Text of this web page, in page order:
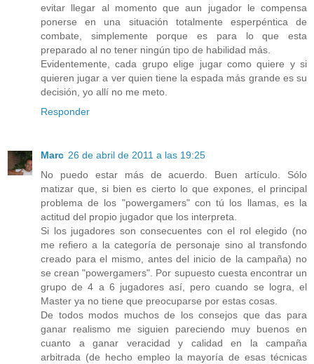
evitar llegar al momento que aun jugador le compensa
ponerse en una situación totalmente esperpéntica de
combate, simplemente porque es para lo que esta
preparado al no tener ningún tipo de habilidad más.
Evidentemente, cada grupo elige jugar como quiere y si
quieren jugar a ver quien tiene la espada más grande es su
decisión, yo allí no me meto.
Responder
Marc 26 de abril de 2011 a las 19:25
No puedo estar más de acuerdo. Buen artículo. Sólo
matizar que, si bien es cierto lo que expones, el principal
problema de los "powergamers" con tú los llamas, es la
actitud del propio jugador que los interpreta.
Si los jugadores son consecuentes con el rol elegido (no
me refiero a la categoría de personaje sino al transfondo
creado para el mismo, antes del inicio de la campaña) no
se crean "powergamers". Por supuesto cuesta encontrar un
grupo de 4 a 6 jugadores así, pero cuando se logra, el
Master ya no tiene que preocuparse por estas cosas.
De todos modos muchos de los consejos que das para
ganar realismo me siguien pareciendo muy buenos en
cuanto a ganar veracidad y calidad en la campaña
arbitrada (de hecho empleo la mayoría de esas técnicas